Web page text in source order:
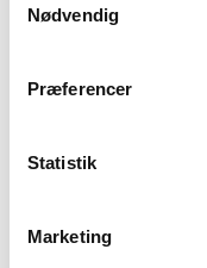
Du kan læse mere
"Detaljer" eller ved
Nødvendig
Præferencer
Statistik
Marketing